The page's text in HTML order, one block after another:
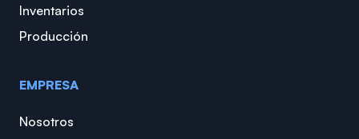
Inventarios
Producción
EMPRESA
Nosotros